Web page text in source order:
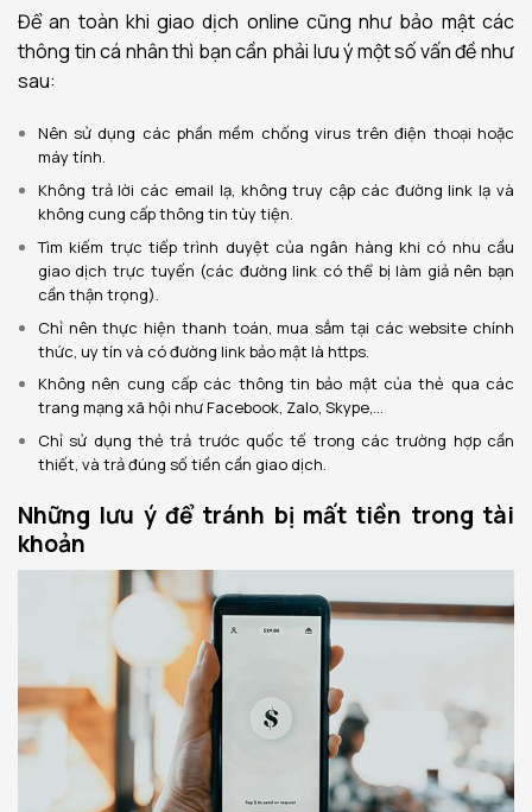
Để an toàn khi giao dịch online cũng như bảo mật các
thông tin cá nhân thì bạn cần phải lưu ý một số vấn đề như
sau:
Nên sử dụng các phần mềm chống virus trên điện thoại hoặc
máy tính.
Không trả lời các email lạ, không truy cập các đường link lạ và
không cung cấp thông tin tùy tiện.
Tìm kiếm trực tiếp trình duyệt của ngân hàng khi có nhu cầu
giao dịch trực tuyến (các đường link có thể bị làm giả nên bạn
cần thận trọng).
Chỉ nên thực hiện thanh toán, mua sắm tại các website chính
thức, uy tín và có đường link bảo mật là https.
Không nên cung cấp các thông tin bảo mật của thẻ qua các
trang mạng xã hội như Facebook, Zalo, Skype,…
Chỉ sử dụng thẻ trả trước quốc tế trong các trường hợp cần
thiết, và trả đúng số tiền cần giao dịch.
Những lưu ý để tránh bị mất tiền trong tài
khoản